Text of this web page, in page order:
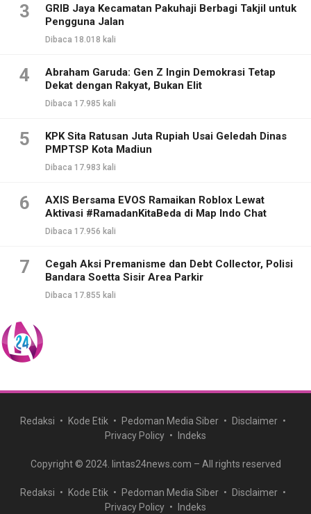
3
GRIB Jaya Kecamatan Pakuhaji Berbagi Takjil untuk
Pengguna Jalan
Dibaca 18.018 kali
4
Abraham Garuda: Gen Z Ingin Demokrasi Tetap
Dekat dengan Rakyat, Bukan Elit
Dibaca 17.985 kali
5
KPK Sita Ratusan Juta Rupiah Usai Geledah Dinas
PMPTSP Kota Madiun
Dibaca 17.983 kali
6
AXIS Bersama EVOS Ramaikan Roblox Lewat
Aktivasi #RamadanKitaBeda di Map Indo Chat
Dibaca 17.956 kali
7
Cegah Aksi Premanisme dan Debt Collector, Polisi
Bandara Soetta Sisir Area Parkir
Dibaca 17.855 kali
Redaksi Kode Etik Pedoman Media Siber
Disclaimer
Privacy Policy
Indeks
Copyright © 2024. lintas24news.com – All rights reserved
Redaksi Kode Etik Pedoman Media Siber
Disclaimer
Privacy Policy
Indeks